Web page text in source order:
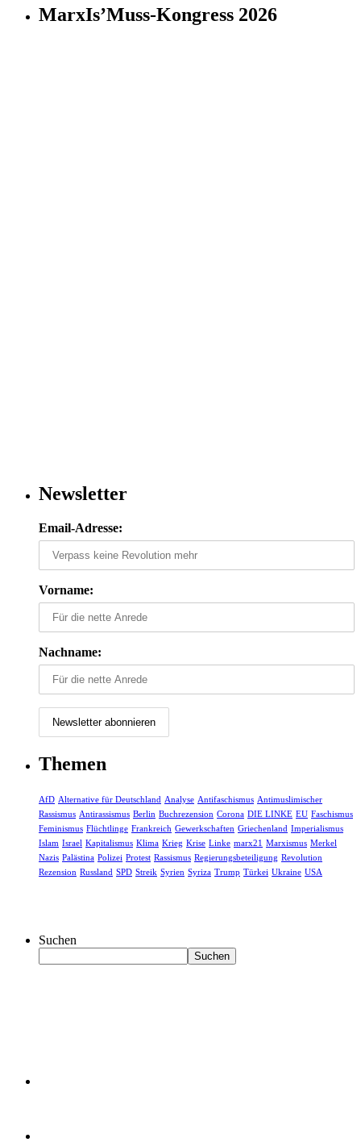
MarxIs’Muss-Kongress 2026
Newsletter
Email-Adresse:
Vorname:
Nachname:
Themen
AfD Alternative für Deutschland Analyse Antifaschismus Antimuslimischer
Rassismus Antirassismus Berlin Buchrezension Corona DIE LINKE EU Faschismus
Feminismus Flüchtlinge Frankreich Gewerkschaften Griechenland Imperialismus
Islam Israel Kapitalismus Klima Krieg Krise Linke marx21 Marxismus Merkel
Nazis Palästina Polizei Protest Rassismus Regierungsbeteiligung Revolution
Rezension Russland SPD Streik Syrien Syriza Trump Türkei Ukraine USA
Suchen
Suchen